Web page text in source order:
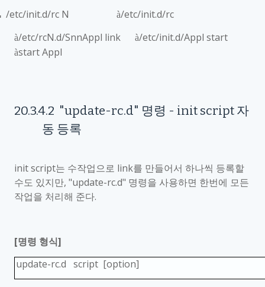
/etc/init.d/rc Nà/etc/init.d/rc
à/etc/rcN.d/SnnAppl link à/etc/init.d/Appl start
àstart Appl
20.3.4.2 "update-rc.d" 명령 - init script 자
동 등록
init script는 수작업으로 link를 만들어서 하나씩 등록할
수도 있지만, "update-rc.d" 명령을 사용하면 한번에 모든
작업을 처리해 준다.
[명령 형식]
update-rc.d script [option]